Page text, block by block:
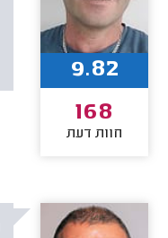
9.82
168
חוות דעת